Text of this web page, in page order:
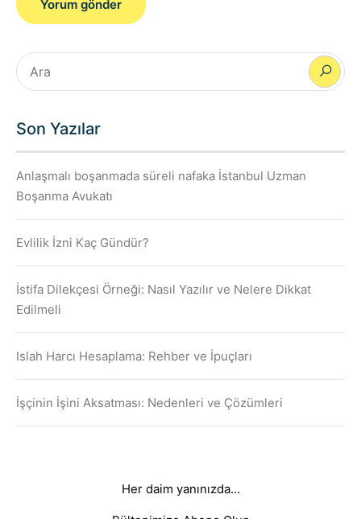
Son Yazılar
Anlaşmalı boşanmada süreli nafaka İstanbul Uzman
Boşanma Avukatı
Evlilik İzni Kaç Gündür?
İstifa Dilekçesi Örneği: Nasıl Yazılır ve Nelere Dikkat
Edilmeli
Islah Harcı Hesaplama: Rehber ve İpuçları
İşçinin İşini Aksatması: Nedenleri ve Çözümleri
Her daim yanınızda…